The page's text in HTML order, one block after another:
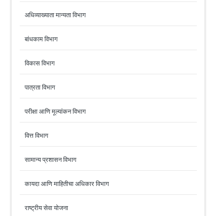
अधिव्याख्याता मान्यता विभाग
बांधकाम विभाग
विकास विभाग
पात्रता विभाग
परीक्षा आणि मूल्यांकन विभाग
वित्त विभाग
सामान्य प्रशासन विभाग
कायदा आणि माहितीचा अधिकार विभाग
राष्ट्रीय सेवा योजना